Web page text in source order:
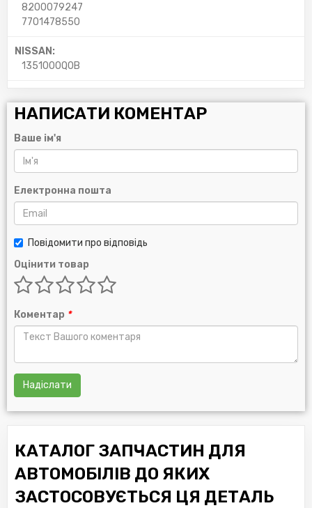
8200079247
7701478550
NISSAN:
1351000Q0B
НАПИСАТИ КОМЕНТАР
Ваше ім'я
Електронна пошта
Повідомити про відповідь
Оцінити товар
Коментар *
Надіслати
КАТАЛОГ ЗАПЧАСТИН ДЛЯ
АВТОМОБІЛІВ ДО ЯКИХ
ЗАСТОСОВУЄТЬСЯ ЦЯ ДЕТАЛЬ